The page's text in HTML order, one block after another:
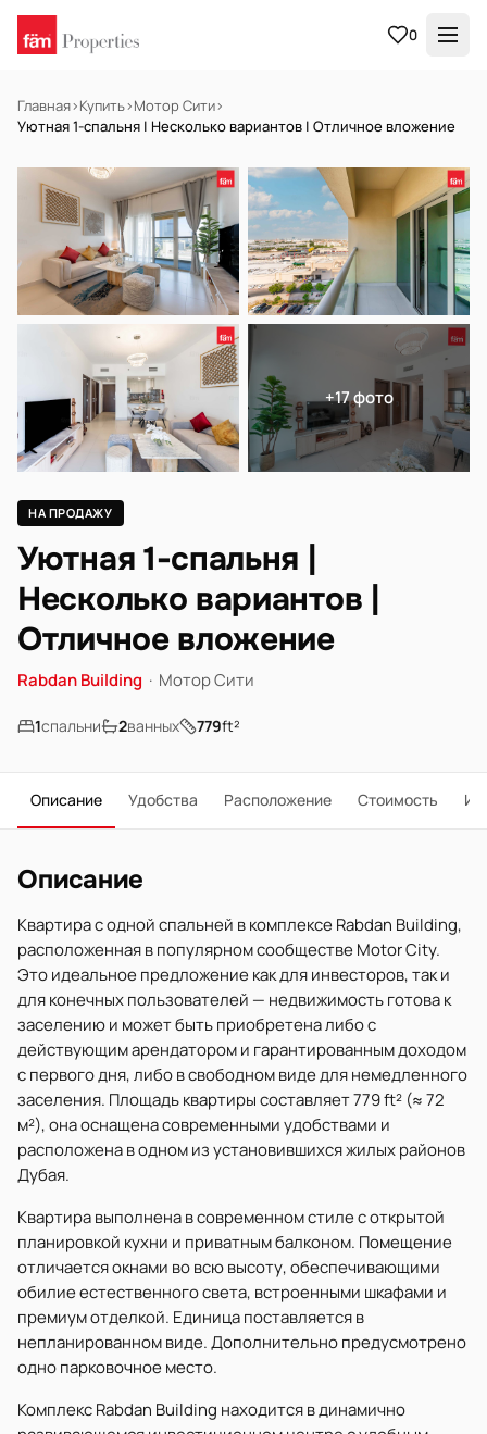
0
Главная›Купить›Мотор Сити›
Уютная 1-спальня | Несколько вариантов | Отличное вложение
НА ПРОДАЖУ Готов к заселению
+17 фото
НА ПРОДАЖУ
Уютная 1-спальня |
Несколько вариантов |
Отличное вложение
Rabdan Building · Мотор Сити
1спальни 2ванных 779ft²
Описание Удобства Расположение Стоимость
Описание
Квартира с одной спальней в комплексе Rabdan Building,
расположенная в популярном сообществе Motor City.
Это идеальное предложение как для инвесторов, так и
для конечных пользователей — недвижимость готова к
заселению и может быть приобретена либо с
действующим арендатором и гарантированным доходом
с первого дня, либо в свободном виде для немедленного
заселения. Площадь квартиры составляет 779 ft² (≈ 72
м²), она оснащена современными удобствами и
расположена в одном из установившихся жилых районов
Дубая.
Квартира выполнена в современном стиле с открытой
планировкой кухни и приватным балконом. Помещение
отличается окнами во всю высоту, обеспечивающими
обилие естественного света, встроенными шкафами и
премиум отделкой. Единица поставляется в
непланированном виде. Дополнительно предусмотрено
одно парковочное место.
Комплекс Rabdan Building находится в динамично